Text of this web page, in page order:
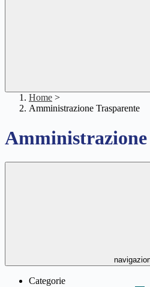
Home >
Amministrazione Trasparente
Categorie